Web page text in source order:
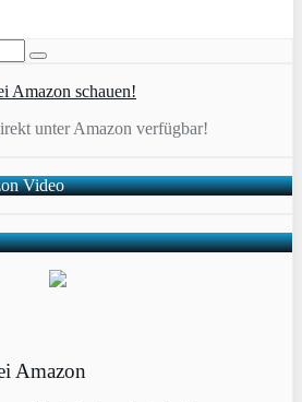
unter Amazon verfügbar!
Video
Amazon